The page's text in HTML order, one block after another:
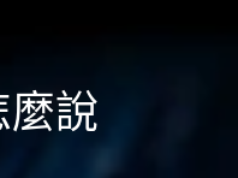
麼說